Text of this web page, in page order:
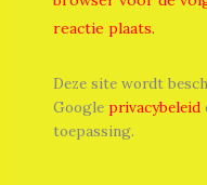
reactie plaats.
Deze site wordt
Google privacybeleid
toepassing.